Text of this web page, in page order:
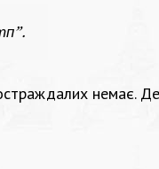
немає.